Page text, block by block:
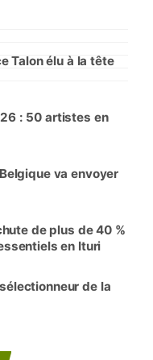
Talon élu à la tête
: 50 artistes en
va envoyer
de plus de 40 %
en Ituri
de la